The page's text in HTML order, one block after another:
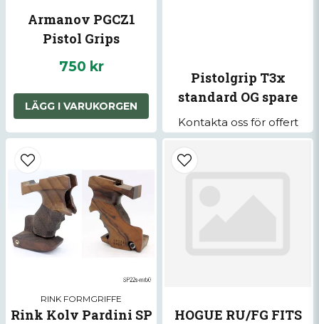
Armanov PGCZ1
Pistol Grips
MaXXXGrip for CZ
Shadow 2, SP-01
(Color: Black - Size:
Medium (+2mm))
750 kr
LÄGG I VARUKORGEN
Pistolgrip T3x
standard OG spare
part set tikka
Kontakta oss för offert
RINK FORMGRIFFE
Rink Kolv Pardini SP
HOGUE RU/FG FITS